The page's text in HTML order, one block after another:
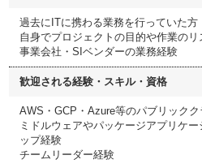
過去にITに携わる業務を行っていた方
自身でプロジェクトの目的や作業の
事業会社・SIベンダーの業務経験
歓迎される経験・スキル・資格
AWS・GCP・Azure等のパブリック
ミドルウェアやパッケージアプリケ
ップ経験
チームリーダー経験